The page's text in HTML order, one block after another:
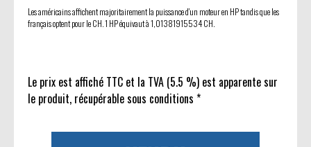
Les américains affichent majoritairement la puissance d'un moteur en HP tandis que les
français optent pour le CH. 1 HP équivaut à 1,01381915534 CH.
Le prix est affiché TTC et la TVA (5.5 %) est apparente sur
le produit, récupérable sous conditions *